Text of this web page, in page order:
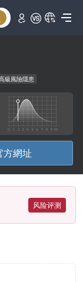
級風險隱患
方網址
风险评测